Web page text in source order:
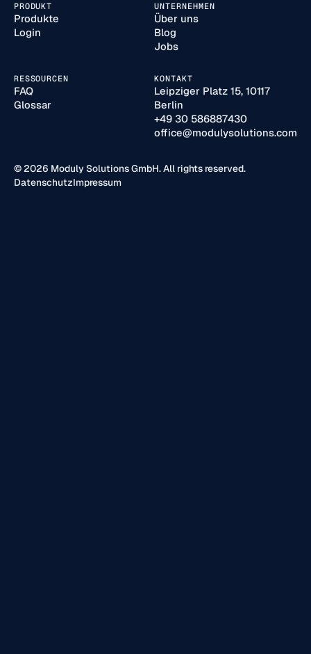
PRODUKT
Produkte
Login
UNTERNEHMEN
Über uns
Blog
Jobs
RESSOURCEN
FAQ
Glossar
KONTAKT
Leipziger Platz 15, 10117
Berlin
+49 30 586887430
office@modulysolutions.com
© 2026 Moduly Solutions GmbH. All rights reserved.
DatenschutzImpressum